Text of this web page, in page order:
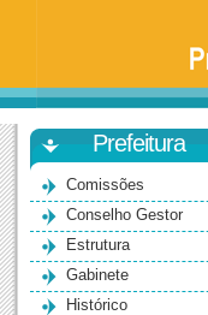
Universidade
São
Paulo
-
BauruPrefeitura
Comissões
Conselho Gestor
Estrutura
Gabinete
Histórico